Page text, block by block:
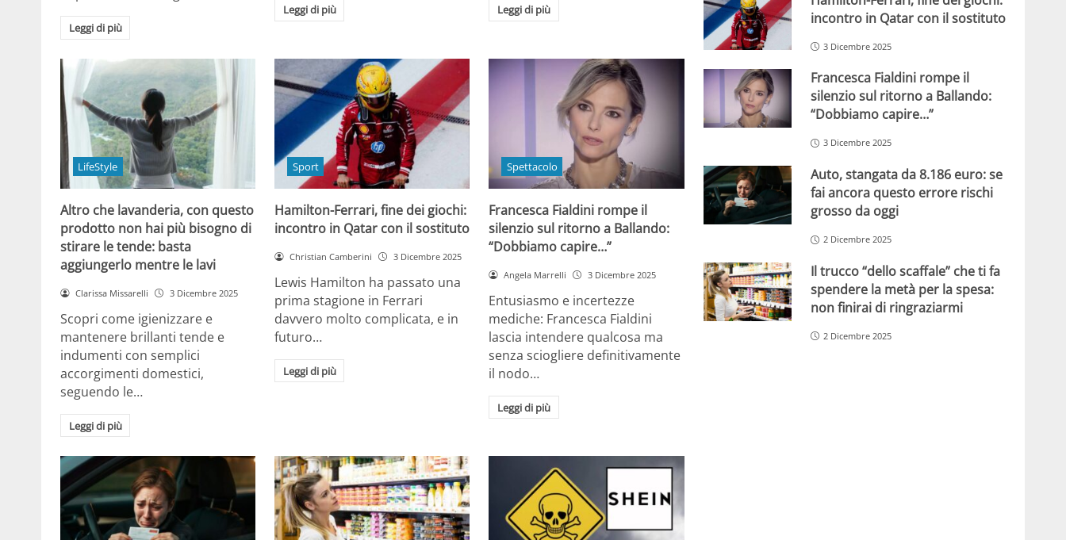
Leggi di più
Leggi di più Leggi di più
LifeStyle
Altro che lavanderia, con questo
prodotto non hai più bisogno di
stirare le tende: basta
aggiungerlo mentre le lavi
Clarissa Missarelli 3 Dicembre 2025
Scopri come igienizzare e
mantenere brillanti tende e
indumenti con semplici
accorgimenti domestici,
seguendo le…
Leggi di più
Sport
Hamilton-Ferrari, fine dei giochi:
incontro in Qatar con il sostituto
Christian Camberini 3 Dicembre 2025
Lewis Hamilton ha passato una
prima stagione in Ferrari
davvero molto complicata, e in
futuro…
Leggi di più
Spettacolo
Francesca Fialdini rompe il
silenzio sul ritorno a Ballando:
“Dobbiamo capire…”
Angela Marrelli 3 Dicembre 2025
Entusiasmo e incertezze
mediche: Francesca Fialdini
lascia intendere qualcosa ma
senza sciogliere definitivamente
il nodo…
Leggi di più
incontro in Qatar con il sostituto
3 Dicembre 2025
Francesca Fialdini rompe il
silenzio sul ritorno a Ballando:
“Dobbiamo capire…”
3 Dicembre 2025
Auto, stangata da 8.186 euro: se
fai ancora questo errore rischi
grosso da oggi
2 Dicembre 2025
Il trucco “dello scaffale” che ti fa
spendere la metà per la spesa:
non finirai di ringraziarmi
2 Dicembre 2025